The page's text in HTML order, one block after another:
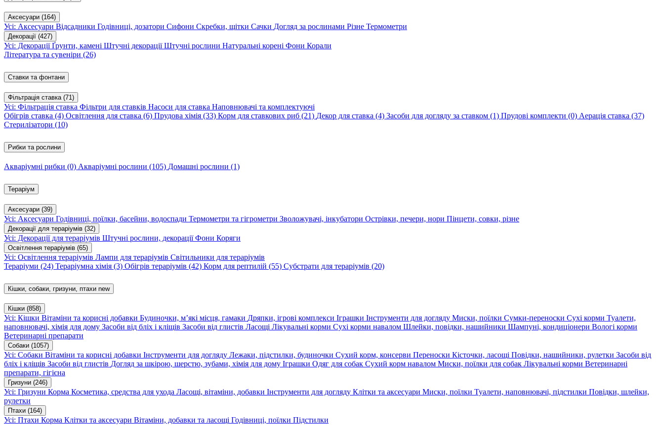
Аксесуари (164)
Усі: Аксесуари Відсадники Годівниці, дозатори Сифони Скребки, щітки Сачки Догляд за рослинами Різне Термометри
Декорації (427)
Усі: ДекораціїҐрунти, камені Штучні декораціїШтучні рослини Натуральні корені Фони Корали
Література та сувеніри (26)
Ставки та фонтани
Фільтрація ставка (71)
Усі: Фільтрація ставка Фільтри для ставків Насоси для ставка Наповнювачі та комплектуючі
Обігрів ставка (4) Освітлення для ставка (6) Прудова хімія (33) Корм для ставкових риб (21) Декор для ставка (4) Засоби для догляду за ставком (1) Прудові комплекти (0) Аерація ставка (37)
Стерилізатори (10)
Рибки та рослини
Акваріумні рибки (0) Акваріумні рослини (105) Домашні рослини (1)
Тераріум
Аксесуари (39)
Усі: Аксесуари Годівниці, поїлки, басейни, водоспади Термометри та гігрометри Зволожувачі, інкубатори Острівки, печери, нори Пінцети, совки, різне
Декорації для тераріумів (32)
Усі: Декорації для тераріумів Штучні рослини, декораціїФони Коряги
Освітлення тераріумів (65)
Усі: Освітлення тераріумів Лампи для тераріумів Світильники для тераріумів
Тераріуми (24) Тераріумна хімія (3) Обігрів тераріумів (42) Корм для рептилій (55) Субстрати для тераріумів (20)
Кішки, собаки, гризуни, птахи new
Кішки (858)
Усі: Кішки Вітаміни та корисні добавки Будиночки, м’які місця, гамаки Дряпки, ігрові комплекси Іграшки Інструменти для догляду Миски, поїлки Сумки-переноски Сухі корми Туалети,
наповнювачі, хімія для дому Засоби від бліх і кліщів Засоби від глистів Ласощі Лікувальні корми Сухі корми навалом Шлейки, повідки, нашийники Шампуні, кондиціонери Вологі корми
Ветеринарні препарати
Собаки (1057)
Усі: Собаки Вітаміни та корисні добавки Інструменти для догляду Лежаки, підстилки, будиночки Сухий корм, консерви Переноски Кісточки, ласощі Повідки, нашийники, рулетки Засоби від
бліх і кліщів Засоби від глистів Догляд за шкірою, шерстю, зубами, хімія для дому Іграшки Одяг для собак Сухий корм навалом Миски, поїлки для собак Лікувальні корми Ветеринарні
препарати, гігієна
Гризуни (246)
Усі: Гризуни Корма Косметика, средства для ухода Ласощі, вітаміни, добавки Інструменти для догляду Клітки та аксесуари Миски, поїлки Туалети, наповнювачі, підстилки Повідки, шлейки,
рулетки
Птахи (164)
Усі: Птахи Корма Клітки та аксесуари Вітаміни, добавки та ласощі Годівниці, поїлки Підстилки